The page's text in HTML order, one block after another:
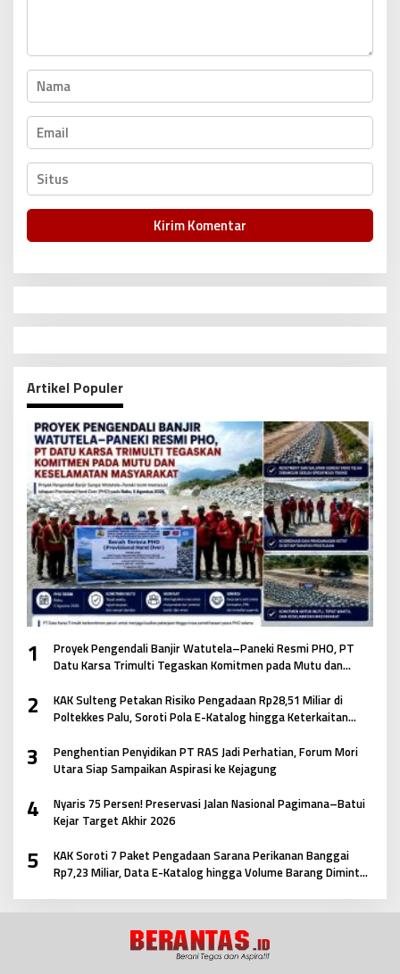
Artikel Populer
1
Proyek Pengendali Banjir Watutela–Paneki Resmi PHO, PT
Datu Karsa Trimulti Tegaskan Komitmen pada Mutu dan
2
KAK Sulteng Petakan Risiko Pengadaan Rp28,51 Miliar di
Poltekkes Palu, Soroti Pola E-Katalog hingga Keterkaitan
3
Penghentian Penyidikan PT RAS Jadi Perhatian, Forum Mori
Utara Siap Sampaikan Aspirasi ke Kejagung
4
Nyaris 75 Persen! Preservasi Jalan Nasional Pagimana–Batui
Kejar Target Akhir 2026
5
KAK Soroti 7 Paket Pengadaan Sarana Perikanan Banggai
Rp7,23 Miliar, Data E-Katalog hingga Volume Barang Diminta